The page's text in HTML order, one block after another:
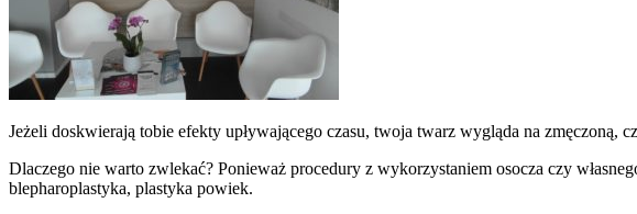
Jeżeli doskwierają tobie efekty upływającego czasu, twoja twarz wygląda na zmęczoną,
Dlaczego nie warto zwlekać? Ponieważ procedury z wykorzystaniem osocza czy
blepharoplastyka, plastyka powiek.